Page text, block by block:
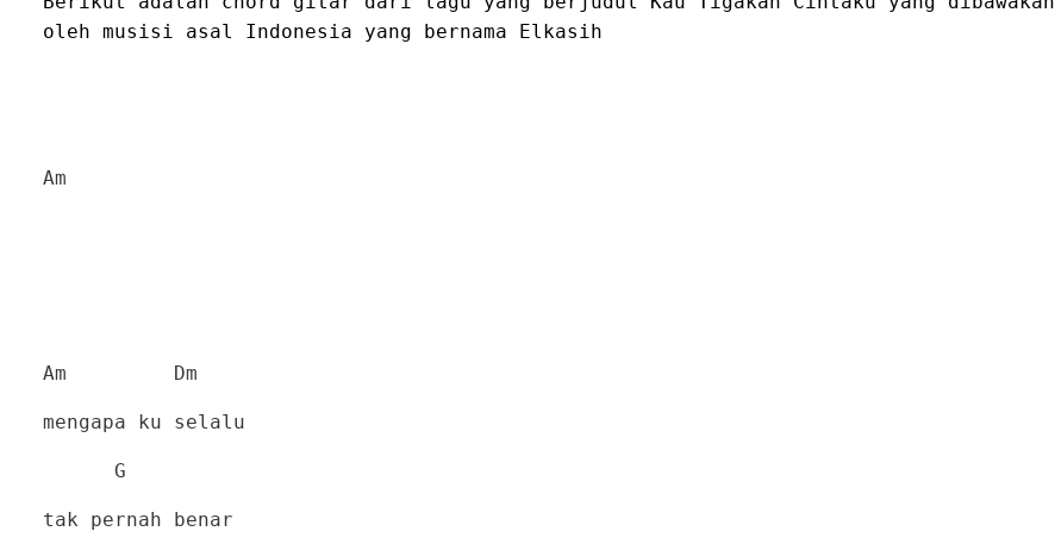
oleh musisi asal Indonesia yang bernama Elkasih
Am
Am Dm
mengapa ku selalu
G
tak pernah benar